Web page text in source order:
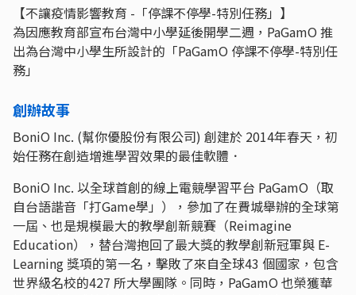
【不讓疫情影響教育 -「停課不停學-特別任務」】
為因應教育部宣布台灣中小學延後開學二週，PaGamO 推
出為台灣中小學生所設計的「PaGamO 停課不停學-特別任
務」
創辦故事
BoniO Inc. (幫你優股份有限公司) 創建於 2014年春天，初
始任務在創造增進學習效果的最佳軟體．
BoniO Inc. 以全球首創的線上電競學習平台 PaGamO（取
自台語諧音「打Game學」），參加了在費城舉辦的全球第
一屆、也是規模最大的教學創新競賽（Reimagine
Education），替台灣抱回了最大獎的教學創新冠軍與 E-
Learning 獎項的第一名，擊敗了來自全球43 個國家，包含
世界級名校的427 所大學團隊。同時，PaGamO 也榮獲華